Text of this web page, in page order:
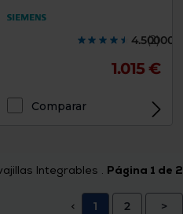
(2)
1.015 €
Comparar
Integrables . Página 1 de 2
< 1 2 >